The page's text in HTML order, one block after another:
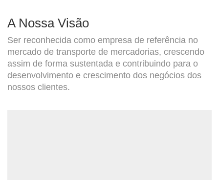
A Nossa Visão
Ser reconhecida como empresa de referência no
mercado de transporte de mercadorias, crescendo
assim de forma sustentada e contribuindo para o
desenvolvimento e crescimento dos negócios dos
nossos clientes.